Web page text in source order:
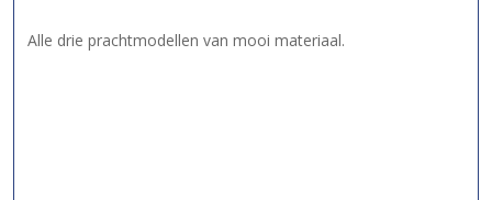
Alle drie prachtmodellen van mooi materiaal.